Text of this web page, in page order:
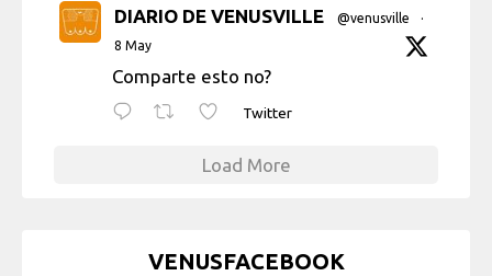
DIARIO DE VENUSVILLE @venusville
·
8 May
Comparte esto no?
Twitter
Load More
VENUSFACEBOOK